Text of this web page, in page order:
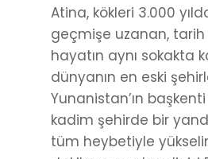
Atina, kökleri 3.000
geçmişe uzanan,
hayatın aynı sokakta
dünyanın en eski
Yunanistan’ın
kadim şehirde bir
tüm heybetiyle